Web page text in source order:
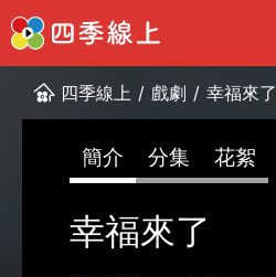
四季線上 / 戲劇 / 幸福來了
簡介 分集 花絮
幸福來了